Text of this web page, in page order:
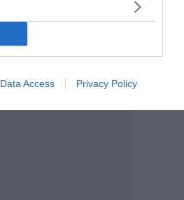
Data Access Privacy Policy